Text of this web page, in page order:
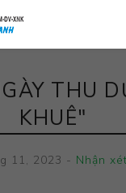
THU
KHUÊ"
11, 2023 - Nhận